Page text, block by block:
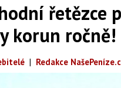
řetězce
korun ročně!
| Redakce